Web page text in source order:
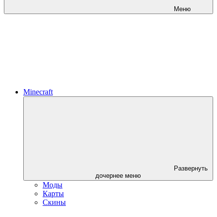
Меню
Minecraft
Развернуть
дочернее меню
Моды
Карты
Скины